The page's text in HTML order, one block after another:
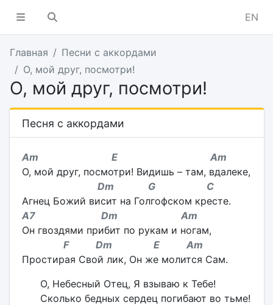
EN
Главная
Песни с аккордами
О, мой друг, посмотри!
О, мой друг, посмотри!
Песня с аккордами
Am E Am
О, мой друг, посмотри! Видишь – там, вдалеке,
Dm G C
Агнец Божий висит на Голгофском кресте.
A7 Dm Am
Он гвоздями прибит по рукам и ногам,
F Dm E Am
Простирая Свой лик, Он же молится Сам.
О, Небесный Отец, Я взываю к Тебе!
Сколько бедных сердец погибают во тьме!